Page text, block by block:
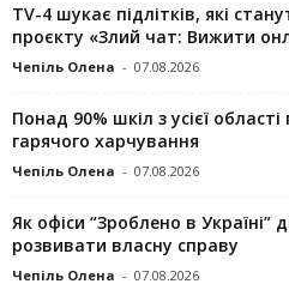
TV-4 шукає підлітків, які
проєкту «Злий чат: Вижити
Чепіль Олена - 07.08.2026
Понад 90% шкіл з усієї
гарячого харчування
Чепіль Олена - 07.08.2026
Як офіси “Зроблено в
розвивати власну справу
Чепіль Олена - 07.08.2026